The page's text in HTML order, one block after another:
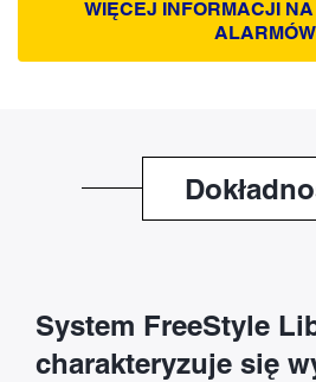
WIĘCEJ INFORMACJI
ALARMÓW
System FreeStyle
charakteryzuje się